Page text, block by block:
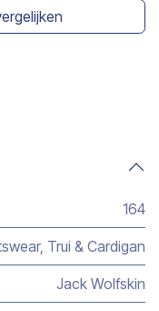
164
, Trui & Cardigan
Jack Wolfskin